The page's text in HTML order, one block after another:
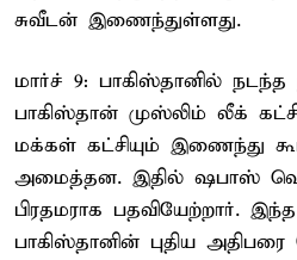
சுவீடன் இணைந்துள்ளது.
மார்ச் 9: பாகிஸ்தானில்
பாகிஸ்தான் முஸ்லிம் லீக்
மக்கள் கட்சியும் இணைந்து
அமைத்தன. இதில் ஷபாஸ்
பிரதமராக பதவியேற்றார்.
பாகிஸ்தானின் புதிய